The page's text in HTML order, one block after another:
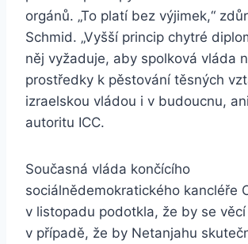
orgánů. „To platí bez výjimek,“
Schmid. „Vyšší princip chytré
něj vyžaduje, aby spolková vláda
prostředky k pěstování těsných
izraelskou vládou i v budoucnu,
autoritu ICC.
Současná vláda končícího
sociálnědemokratického kancléře
v listopadu podotkla, že by se
v případě, že by Netanjahu